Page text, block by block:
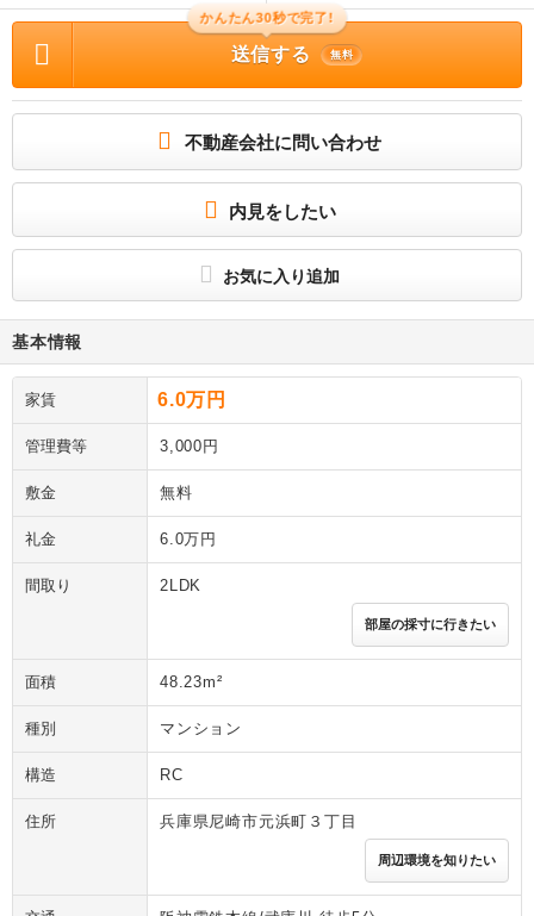
かんたん30秒で完了!
送信する 無料
不動産会社に問い合わせ
内見をしたい
お気に入り追加
基本情報
家賃 6.0万円
管理費等 3,000円
敷金 無料
礼金 6.0万円
間取り 2LDK
部屋の採寸に行きたい
面積 48.23m²
種別 マンション
構造 RC
住所 兵庫県尼崎市元浜町３丁目
周辺環境を知りたい